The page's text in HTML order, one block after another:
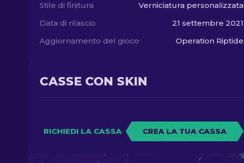
Stile di finitura
Verniciatura personalizzata
Data di rilascio
21 settembre 2021
Aggiornamento del gioco
Operation Riptide
CASSE CON SKIN
RICHIEDI LA CASSA CREA LA TUA CASSA